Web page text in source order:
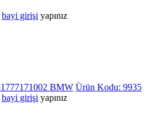
bayi girişi yapınız
BMW Ürün Kodu: 9935
bayi girişi yapınız